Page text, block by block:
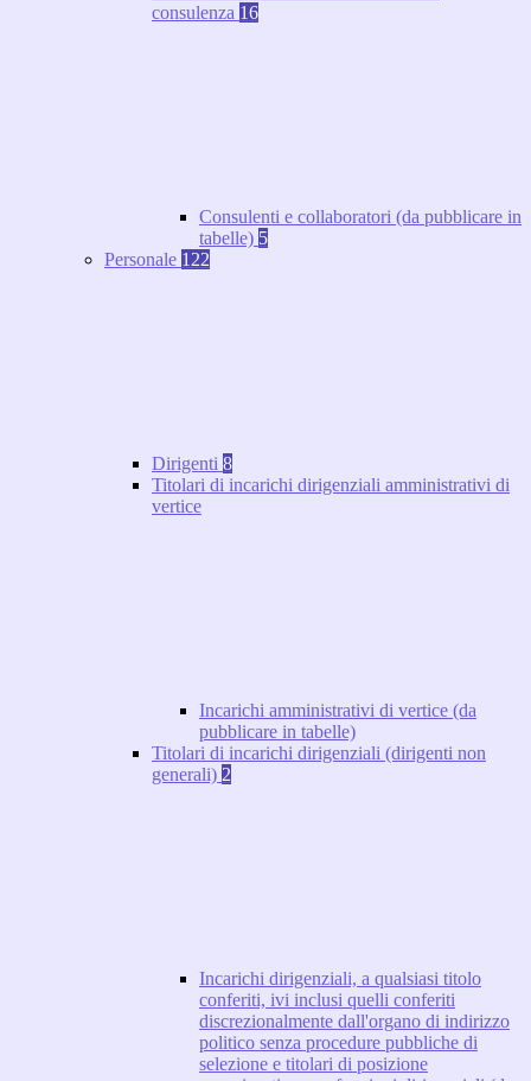
consulenza 16
Consulenti e collaboratori (da pubblicare in
tabelle) 5
Personale 122
Dirigenti 8
Titolari di incarichi dirigenziali amministrativi di
vertice
Incarichi amministrativi di vertice (da
pubblicare in tabelle)
Titolari di incarichi dirigenziali (dirigenti non
generali) 2
Incarichi dirigenziali, a qualsiasi titolo
conferiti, ivi inclusi quelli conferiti
discrezionalmente dall'organo di indirizzo
politico senza procedure pubbliche di
selezione e titolari di posizione